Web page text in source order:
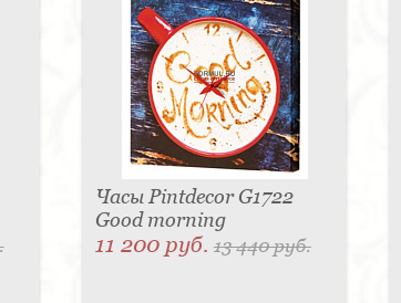
Часы Pintdecor G1722
Good morning
11 200 руб. 13 440 руб.